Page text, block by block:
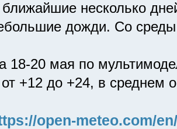
несколько
дожди. Со среды
18-20 мая по
+12 до +24, в среднем
open-meteo.com/